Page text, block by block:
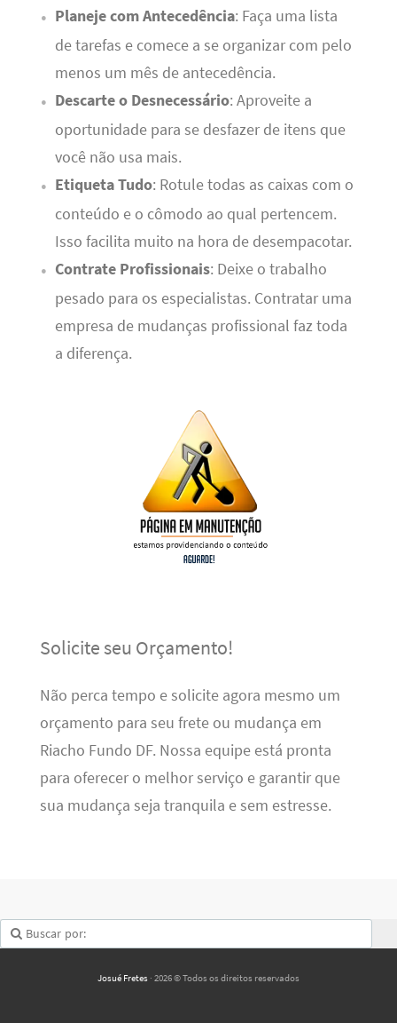
Planeje com Antecedência: Faça uma lista
de tarefas e comece a se organizar com pelo
menos um mês de antecedência.
Descarte o Desnecessário: Aproveite a
oportunidade para se desfazer de itens que
você não usa mais.
Etiqueta Tudo: Rotule todas as caixas com o
conteúdo e o cômodo ao qual pertencem.
Isso facilita muito na hora de desempacotar.
Contrate Profissionais: Deixe o trabalho
pesado para os especialistas. Contratar uma
empresa de mudanças profissional faz toda
a diferença.
Solicite seu Orçamento!
Não perca tempo e solicite agora mesmo um
orçamento para seu frete ou mudança em
Riacho Fundo DF. Nossa equipe está pronta
para oferecer o melhor serviço e garantir que
sua mudança seja tranquila e sem estresse.
Josué Fretes · 2026 © Todos os direitos reservados